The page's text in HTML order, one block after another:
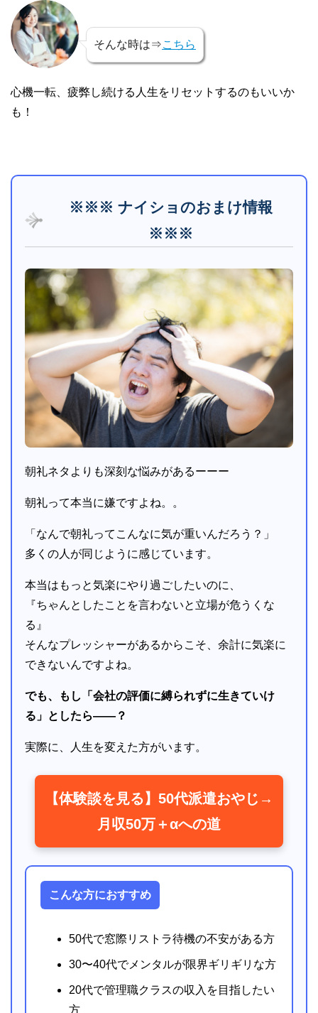
そんな時は⇒こちら
心機一転、疲弊し続ける人生をリセットするのもいいか
も！
※※※ ナイショのおまけ情報
※※※
朝礼ネタよりも深刻な悩みがあるーーー
朝礼って本当に嫌ですよね。。
「なんで朝礼ってこんなに気が重いんだろう？」
多くの人が同じように感じています。
本当はもっと気楽にやり過ごしたいのに、
『ちゃんとしたことを言わないと立場が危うくな
る』
そんなプレッシャーがあるからこそ、余計に気楽に
できないんですよね。
でも、もし「会社の評価に縛られずに生きていけ
る」としたら――？
実際に、人生を変えた方がいます。
【体験談を見る】50代派遣おやじ→
月収50万＋αへの道
こんな方におすすめ
50代で窓際リストラ待機の不安がある方
30〜40代でメンタルが限界ギリギリな方
20代で管理職クラスの収入を目指したい
方